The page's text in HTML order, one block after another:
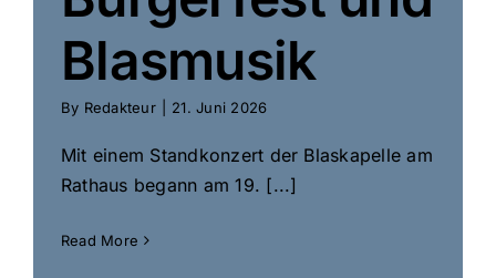
Blasmusik
By Redakteur 21. Juni 2026
Mit einem Standkonzert der Blaskapelle am
Rathaus begann am 19. [...]
Read More